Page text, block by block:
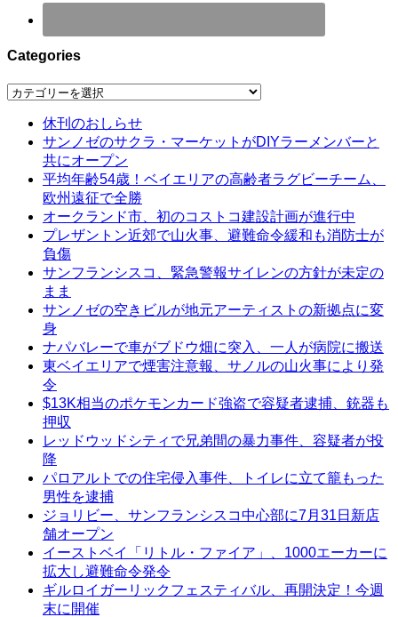
Categories
Categories
休刊のおしらせ
サンノゼのサクラ・マーケットがDIYラーメンバーと
共にオープン
平均年齢54歳！ベイエリアの高齢者ラグビーチーム、
欧州遠征で全勝
オークランド市、初のコストコ建設計画が進行中
プレザントン近郊で山火事、避難命令緩和も消防士が
負傷
サンフランシスコ、緊急警報サイレンの方針が未定の
まま
サンノゼの空きビルが地元アーティストの新拠点に変
身
ナパバレーで車がブドウ畑に突入、一人が病院に搬送
東ベイエリアで煙害注意報、サノルの山火事により発
令
$13K相当のポケモンカード強盗で容疑者逮捕、銃器も
押収
レッドウッドシティで兄弟間の暴力事件、容疑者が投
降
パロアルトでの住宅侵入事件、トイレに立て籠もった
男性を逮捕
ジョリビー、サンフランシスコ中心部に7月31日新店
舗オープン
イーストベイ「リトル・ファイア」、1000エーカーに
拡大し避難命令発令
ギルロイガーリックフェスティバル、再開決定！今週
末に開催